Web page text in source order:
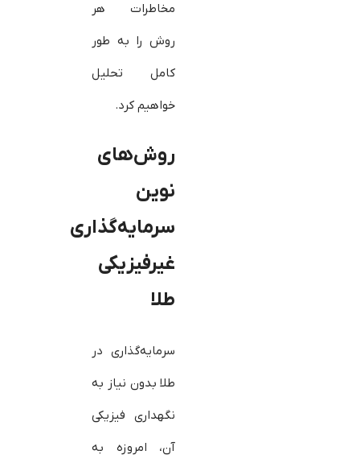
مخاطرات هر
روش را به طور
کامل تحلیل
خواهیم کرد.
روش‌های
نوین
سرمایه‌گذاری
غیرفیزیکی
طلا
سرمایه‌گذاری در
طلا بدون نیاز به
نگهداری فیزیکی
آن، امروزه به